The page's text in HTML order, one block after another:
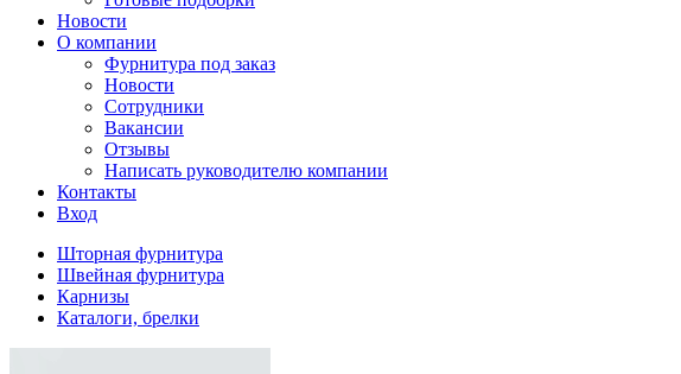
Новости
О компании
Фурнитура под заказ
Новости
Сотрудники
Вакансии
Отзывы
Написать руководителю компании
Контакты
Вход
Шторная фурнитура
Швейная фурнитура
Карнизы
Каталоги, брелки